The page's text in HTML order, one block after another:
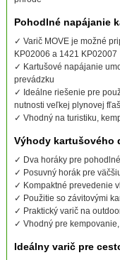
Pohodlné napájanie
✓ Varič MOVE je možné
KP02006 a 1421 KP02007
✓ Kartušové napájanie
prevádzku
✓ Ideálne riešenie pre
nutnosti veľkej plynovej
✓ Vhodný na turistiku,
Výhody kartušového
✓ Dva horáky pre
✓ Posuvný horák pre
✓ Kompaktné prevedenie
✓ Použitie so závitovými
✓ Praktický varič na
✓ Vhodný pre
Ideálny varič pre